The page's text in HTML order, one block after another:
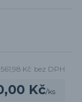
Kč/ks
561,98 Kč bez DPH